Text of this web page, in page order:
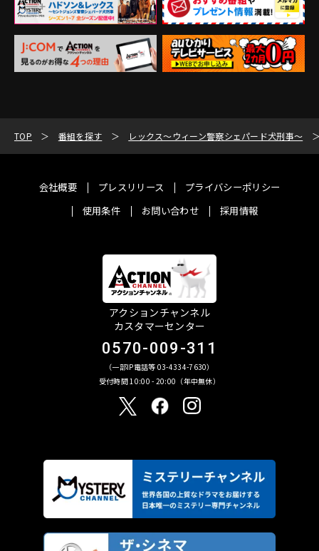
TOP 番組を探す レックス～ウィーン警察シェパード犬刑事～
会社概要 プレスリリース
プライバシーポリシー
使用条件
お問い合わせ 採用情報
アクションチャンネル
カスタマーセンター
0570-009-311
（一部IP電話等 03-4334-7630）
受付時間 10:00 - 20:00（年中無休）